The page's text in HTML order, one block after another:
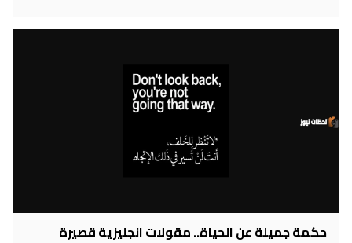
حكمة جميلة عن الحياة.. مقولات انجليزية قصيرة